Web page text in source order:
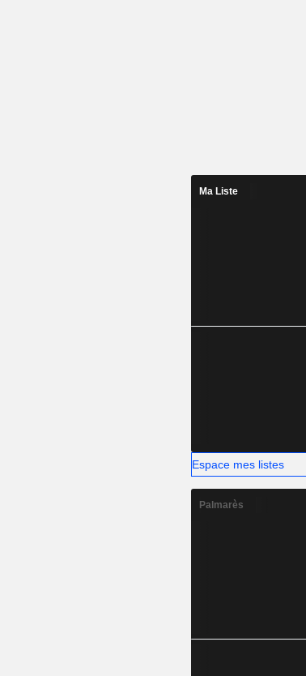
Ma Liste
Espace mes listes
Palmarès